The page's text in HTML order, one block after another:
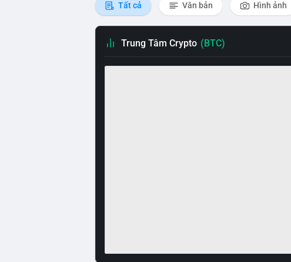
Tất cả Văn bản Hình ảnh
Trung Tâm Crypto (BTC)